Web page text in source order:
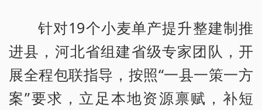
针对19个小麦单产提升整建制推
进县，河北省组建省级专家团队，开
展全程包联指导，按照“一县一策一方
案”要求，立足本地资源禀赋，补短